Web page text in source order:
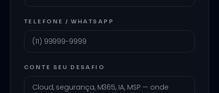
TELEFONE / WHATSAPP
CONTE SEU DESAFIO